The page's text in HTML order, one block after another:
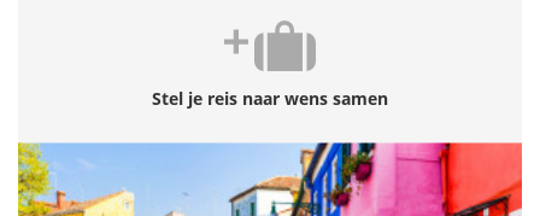
Stel je reis naar wens samen